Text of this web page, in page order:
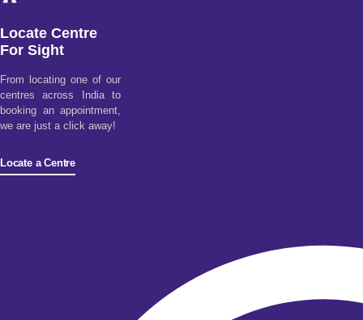
Locate Centre
For Sight
From locating one of our
centres across India to
booking an appointment,
we are just a click away!
Locate a Centre